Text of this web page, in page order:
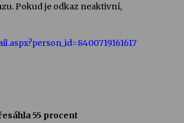
Pokud je odkaz neaktivní,
55 procent